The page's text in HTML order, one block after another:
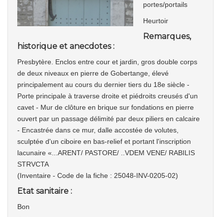
portes/portails
Heurtoir
Remarques,
historique et anecdotes :
Presbytère. Enclos entre cour et jardin, gros double corps
de deux niveaux en pierre de Gobertange, élevé
principalement au cours du dernier tiers du 18e siècle -
Porte principale à traverse droite et piédroits creusés d'un
cavet - Mur de clôture en brique sur fondations en pierre
ouvert par un passage délimité par deux piliers en calcaire
- Encastrée dans ce mur, dalle accostée de volutes,
sculptée d'un ciboire en bas-relief et portant l'inscription
lacunaire «...ARENT/ PASTORE/ ..VDEM VENE/ RABILIS
STRVCTA
(Inventaire - Code de la fiche : 25048-INV-0205-02)
Etat sanitaire :
Bon